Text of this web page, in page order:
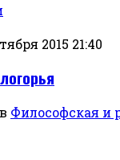
2015 21:40
Философская и